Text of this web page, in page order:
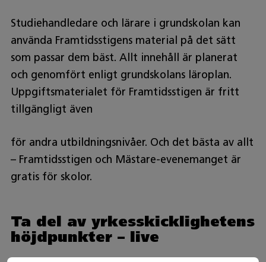
Studiehandledare och lärare i grundskolan kan
använda Framtidsstigens material på det sätt
som passar dem bäst. Allt innehåll är planerat
och genomfört enligt grundskolans läroplan.
Uppgiftsmaterialet för Framtidsstigen är fritt
tillgängligt även
för andra utbildningsnivåer. Och det bästa av allt
– Framtidsstigen och Mästare-evenemanget är
gratis för skolor.
Ta del av yrkesskicklighetens
höjdpunkter – live